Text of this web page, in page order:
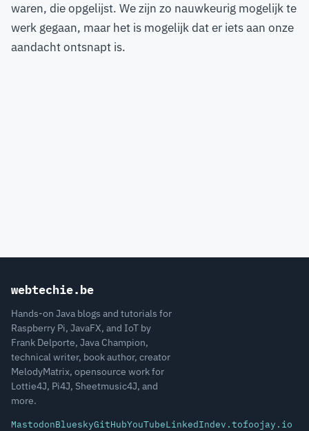
waren, die opgelijst. We zijn zo nauwkeurig mogelijk te
werk gegaan, maar het is mogelijk dat er iets aan onze
aandacht ontsnapt is.
webtechie.be
Hands-on Java blogs and tutorials for
Raspberry Pi, JavaFX, and IoT by
Frank Delporte, Java Champion,
technical writer, book author, creator
MelodyMatrix, opensource work for
Lottie4J, Pi4J, Sheetmusic4J, and
more.
MastodonBlueskyGitHubYouTubeLinkedIndev.tofoojay.io